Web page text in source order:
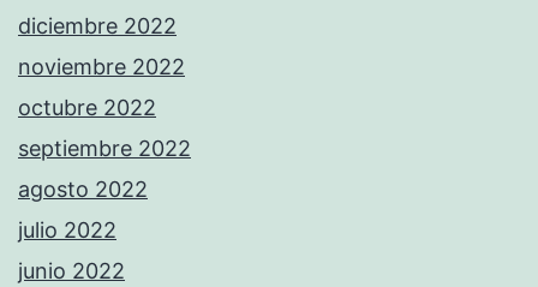
diciembre 2022
noviembre 2022
octubre 2022
septiembre 2022
agosto 2022
julio 2022
junio 2022